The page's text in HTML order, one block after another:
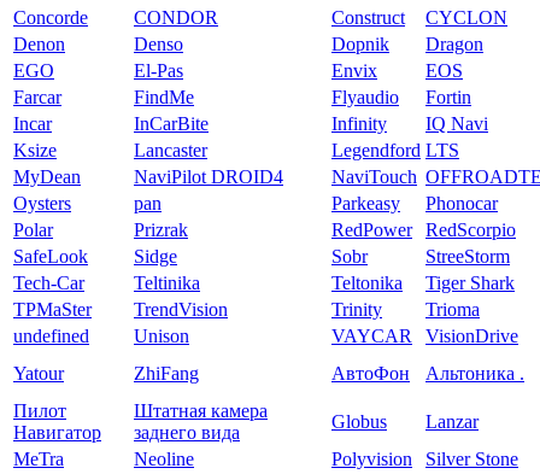
Concorde
CONDOR Construct
CYCLON
Denon
Denso Dopnik
Dragon
EGO
El-Pas Envix
EOS
Farcar
FindMe Flyaudio
Fortin
Incar
InCarBite Infinity
IQ Navi
Ksize
Lancaster Legendford LTS
MyDean
NaviPilot DROID4 NaviTouch
Oysters
pan Parkeasy
Phonocar
Polar
Prizrak RedPower
RedScorpio
SafeLook
Sidge Sobr
StreeStorm
Tech-Car
Teltinika Teltonika
Tiger Shark
TPMaSter
TrendVision Trinity
Trioma
undefined
Unison VAYCAR
VisionDrive
Yatour
ZhiFang АвтоФон
Альтоника .
Пилот
Навигатор
Штатная камера
заднего вида
Globus
Lanzar
MeTra
Neoline Polyvision
Silver Stone